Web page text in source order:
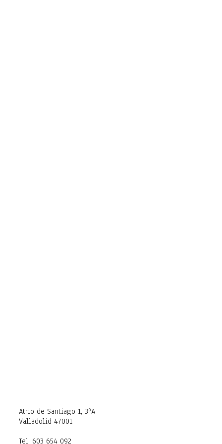
Atrio de Santiago 1, 3ºA
Valladolid 47001
Tel. 603 654 092